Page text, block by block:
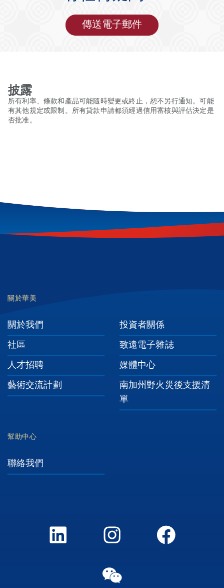
傳送電子郵件
披露
所有利率、條款和產品可能隨時變更或終止，恕不另行通知。可能
有其他規定或限制。所有貸款申請都須經過信用審核與評估決定是
否批准。
Footer
關於華美
關於我們
社區
人才招聘
藝術交流計劃
投資者關係
致遠電子雜誌
媒體中心
南加州野火災後支援清
單
幫助中心
聯絡我們